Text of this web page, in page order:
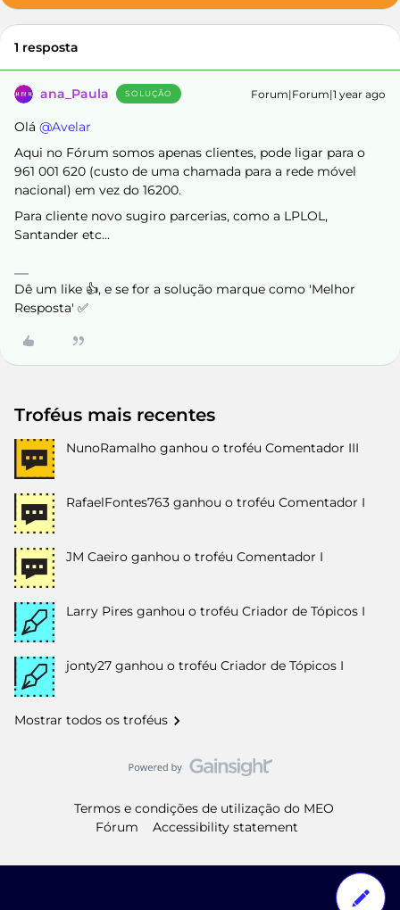
1 resposta
ana_Paula SOLUÇÃO Forum|Forum|1 year ago
Olá ​ @Avelar
Aqui no Fórum somos apenas clientes, pode ligar para o
961 001 620 (custo de uma chamada para a rede móvel
nacional) em vez do 16200.
Para cliente novo sugiro parcerias, como a LPLOL,
Santander etc...
Dê um like 👍, e se for a solução marque como 'Melhor
Resposta' ✅
Troféus mais recentes
NunoRamalho ganhou o troféu Comentador III
RafaelFontes763 ganhou o troféu Comentador I
JM Caeiro ganhou o troféu Comentador I
Larry Pires ganhou o troféu Criador de Tópicos I
jonty27 ganhou o troféu Criador de Tópicos I
Mostrar todos os troféus
Termos e condições de utilização do MEO
Fórum
Accessibility statement